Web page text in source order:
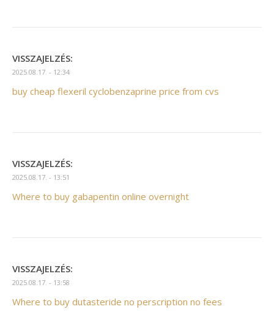
VISSZAJELZÉS:
2025.08.17. - 12:34
buy cheap flexeril cyclobenzaprine price from cvs
VISSZAJELZÉS:
2025.08.17. - 13:51
Where to buy gabapentin online overnight
VISSZAJELZÉS:
2025.08.17. - 13:58
Where to buy dutasteride no perscription no fees